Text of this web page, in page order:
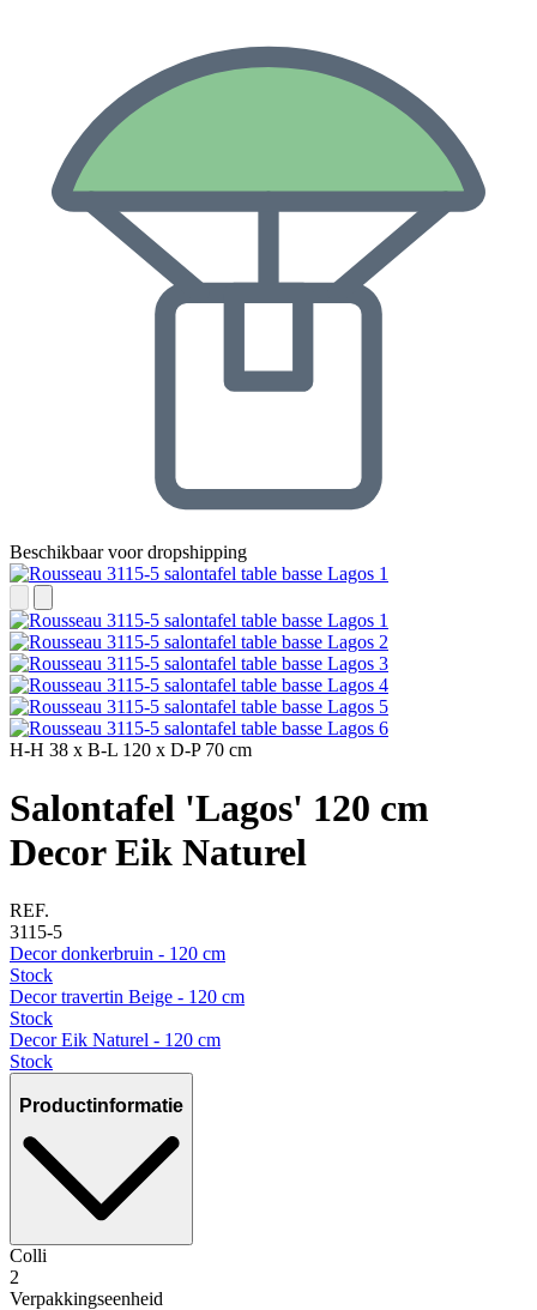
Beschikbaar voor dropshipping
H-H 38 x B-L 120 x D-P70 cm
Salontafel 'Lagos' 120 cm
Decor Eik Naturel
REF.
3115-5
Decor donkerbruin - 120 cm
Stock
Decor travertin Beige - 120 cm
Stock
Decor Eik Naturel - 120 cm
Stock
Productinformatie
Colli
2
Verpakkingseenheid